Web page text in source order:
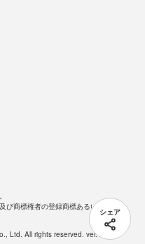
シェア
び商標権者の登録商標あるいは商標で
Ltd. All rights reserved. ver.1.5